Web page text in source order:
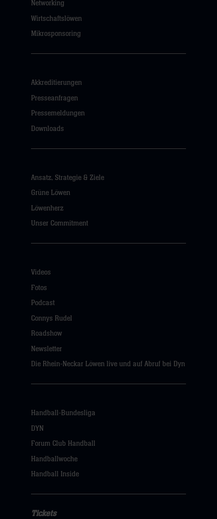
Networking
Wirtschaftslöwen
Mikrosponsoring
Akkreditierungen
Presseanfragen
Pressemeldungen
Downloads
Ansatz, Strategie & Ziele
Grüne Löwen
Löwenherz
Unser Commitment
Videos
Fotos
Podcast
Connys Rudel
Roadshow
Newsletter
Die Rhein-Neckar Löwen live und auf Abruf bei Dyn
Handball-Bundesliga
DYN
Forum Club Handball
Handballwoche
Handball Inside
Tickets